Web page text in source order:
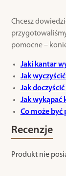
Chcesz
pomocne –
Jaki kantar
Jak
Jak
Jak wykąpać
Co może być
Recenzje
Produkt nie